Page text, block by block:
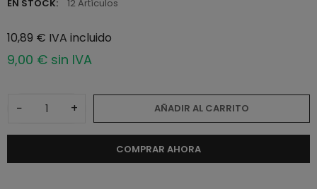
EN STOCK:
12 Artículos
10,89 € IVA incluido
9,00 € sin IVA
− + AÑADIR AL CARRITO
COMPRAR AHORA